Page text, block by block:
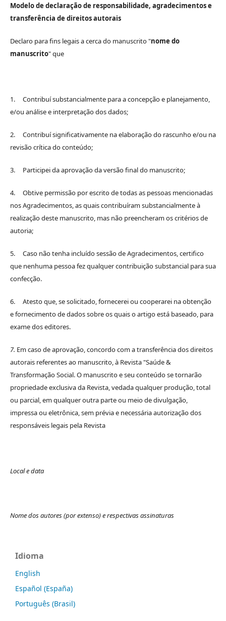
Modelo de declaração de responsabilidade, agradecimentos e
transferência de direitos autorais
Declaro para fins legais a cerca do manuscrito "nome do
manuscrito" que
1. Contribuí substancialmente para a concepção e planejamento,
e/ou análise e interpretação dos dados;
2. Contribuí significativamente na elaboração do rascunho e/ou na
revisão crítica do conteúdo;
3. Participei da aprovação da versão final do manuscrito;
4. Obtive permissão por escrito de todas as pessoas mencionadas
nos Agradecimentos, as quais contribuíram substancialmente à
realização deste manuscrito, mas não preencheram os critérios de
autoria;
5. Caso não tenha incluído sessão de Agradecimentos, certifico
que nenhuma pessoa fez qualquer contribuição substancial para sua
confecção.
6. Atesto que, se solicitado, fornecerei ou cooperarei na obtenção
e fornecimento de dados sobre os quais o artigo está baseado, para
exame dos editores.
7. Em caso de aprovação, concordo com a transferência dos direitos
autorais referentes ao manuscrito, à Revista "Saúde &
Transformação Social. O manuscrito e seu conteúdo se tornarão
propriedade exclusiva da Revista, vedada qualquer produção, total
ou parcial, em qualquer outra parte ou meio de divulgação,
impressa ou eletrônica, sem prévia e necessária autorização dos
responsáveis legais pela Revista
Local e data
Nome dos autores (por extenso) e respectivas assinaturas
Idioma
English
Español (España)
Português (Brasil)